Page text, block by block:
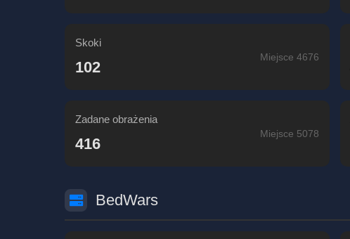
Skoki
102
Miejsce 4676
Zadane obrażenia
416
Miejsce 5078
BedWars